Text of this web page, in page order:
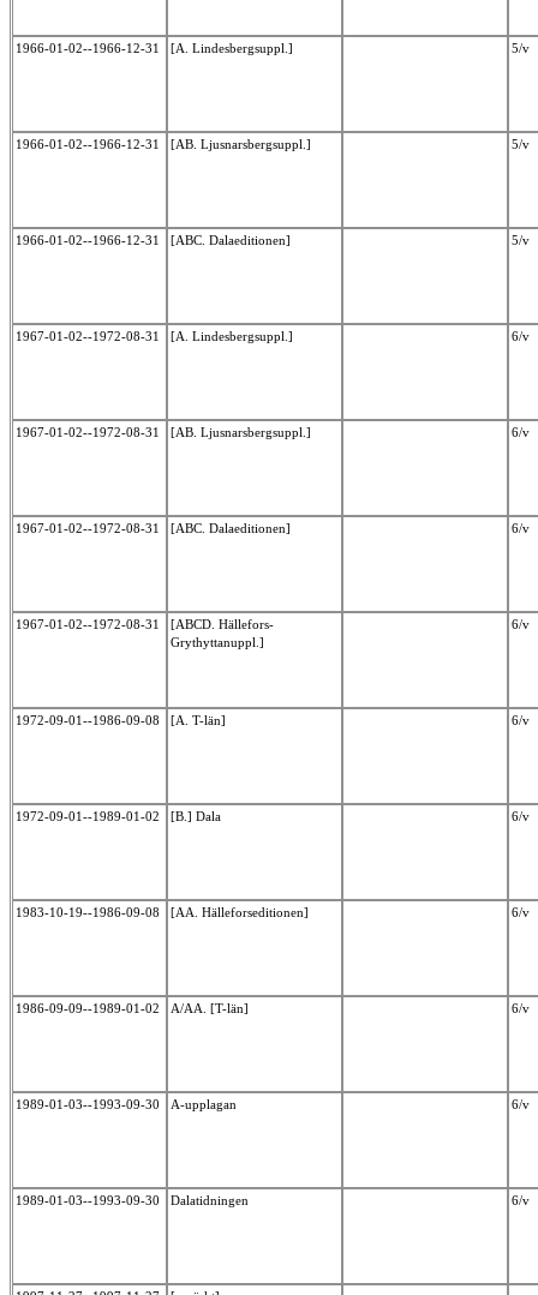
1966-01-02--1966-12-31 [A. Lindesbergsuppl.] 5/v
1966-01-02--1966-12-31 [AB. Ljusnarsbergsuppl.] 5/v
1966-01-02--1966-12-31 [ABC. Dalaeditionen] 5/v
1967-01-02--1972-08-31 [A. Lindesbergsuppl.] 6/v
1967-01-02--1972-08-31 [AB. Ljusnarsbergsuppl.] 6/v
1967-01-02--1972-08-31 [ABC. Dalaeditionen] 6/v
1967-01-02--1972-08-31
[ABCD. Hällefors-
Grythyttanuppl.]
6/v
1972-09-01--1986-09-08 [A. T-län] 6/v
1972-09-01--1989-01-02 [B.] Dala 6/v
1983-10-19--1986-09-08 [AA. Hälleforseditionen] 6/v
1986-09-09--1989-01-02 A/AA. [T-län] 6/v
1989-01-03--1993-09-30 A-upplagan 6/v
1989-01-03--1993-09-30 Dalatidningen 6/v